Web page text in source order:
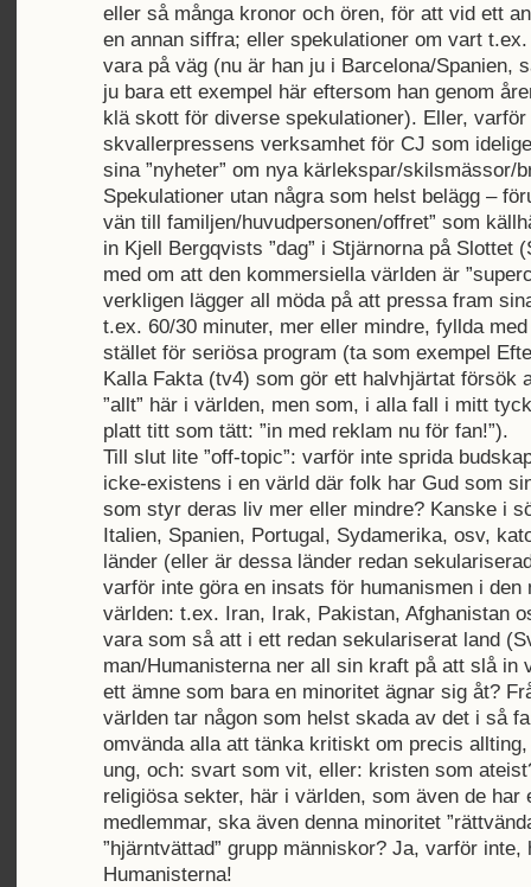
eller så många kronor och ören, för att vid ett
en annan siffra; eller spekulationer om vart
vara på väg (nu är han ju i Barcelona/Spanien,
ju bara ett exempel här eftersom han genom
klä skott för diverse spekulationer). Eller,
skvallerpressens verksamhet för CJ som
sina ”nyheter” om nya kärlekspar/skilsmässor/
Spekulationer utan några som helst belägg –
vän till familjen/huvudpersonen/offret” som
in Kjell Bergqvists ”dag” i Stjärnorna på Slottet
med om att den kommersiella världen är
verkligen lägger all möda på att pressa fram
t.ex. 60/30 minuter, mer eller mindre, fyllda
stället för seriösa program (ta som exempel
Kalla Fakta (tv4) som gör ett halvhjärtat försök
”allt” här i världen, men som, i alla fall i mitt
platt titt som tätt: ”in med reklam nu för fan!”).
Till slut lite ”off-topic”: varför inte sprida
icke-existens i en värld där folk har Gud som
som styr deras liv mer eller mindre? Kanske i
Italien, Spanien, Portugal, Sydamerika, osv,
länder (eller är dessa länder redan
varför inte göra en insats för humanismen i den
världen: t.ex. Iran, Irak, Pakistan, Afghanistan
vara som så att i ett redan sekulariserat land
man/Humanisterna ner all sin kraft på att slå in
ett ämne som bara en minoritet ägnar sig åt?
världen tar någon som helst skada av det i så
omvända alla att tänka kritiskt om precis
ung, och: svart som vit, eller: kristen som
religiösa sekter, här i världen, som även de har
medlemmar, ska även denna minoritet
”hjärntvättad” grupp människor? Ja, varför inte,
Humanisterna!